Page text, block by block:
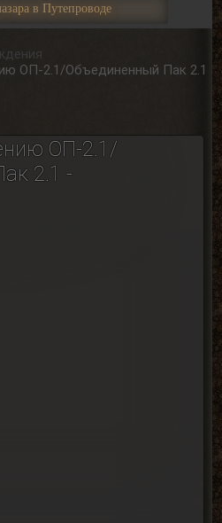
ОП-2.1/Объединенный Пак 2.1
ОП-2.1/
2.1 -
в Путепроводе